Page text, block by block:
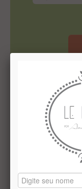
Institucional
Quem Somos
Le Délice Atelier
Lista de comparação
Vale presentes